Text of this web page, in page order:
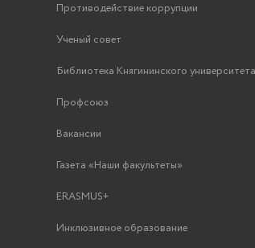
Противодействие коррупции
Ученый совет
Библиотека Княгининского университета
Профсоюз
Вакансии
Газета «Наши факультеты»
ERASMUS+
Инклюзивное образование